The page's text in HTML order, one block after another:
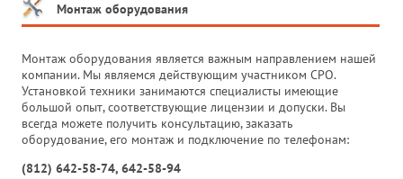
Монтаж оборудования
Монтаж оборудования является важным направлением нашей
компании. Мы являемся действующим участником СРО.
Установкой техники занимаются специалисты имеющие
большой опыт, соответствующие лицензии и допуски. Вы
всегда можете получить консультацию, заказать
оборудование, его монтаж и подключение по телефонам:
(812) 642-58-74, 642-58-94